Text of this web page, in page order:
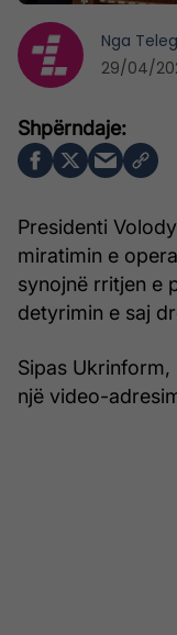
Presidenti
miratimin e
synojnë rritjen e
detyrimin e saj
Sipas
një video-
Nga
29/04/